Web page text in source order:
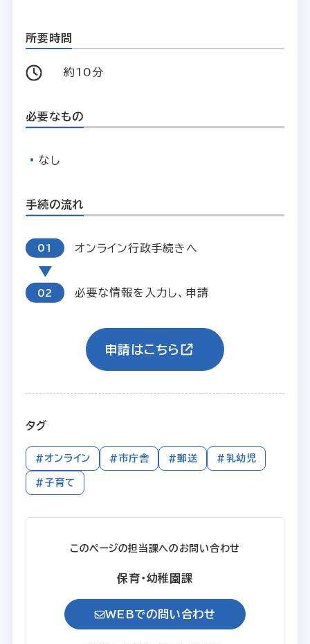
所要時間
約10分
必要なもの
なし
手続の流れ
オンライン行政手続きへ
必要な情報を入力し、申請
申請はこちら
タグ
#オンライン #市庁舎 #郵送 #乳幼児
#子育て
このページの担当課へのお問い合わせ
保育・幼稚園課
WEBでの問い合わせ